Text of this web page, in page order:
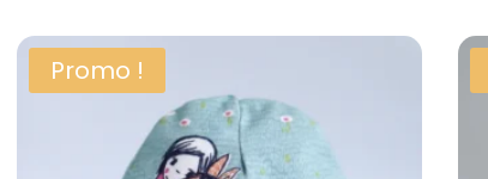
initial
16,00 €.
actuel
11,20 €.
Promo !